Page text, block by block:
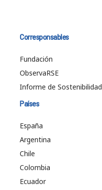
Corresponsables
Fundación
ObservaRSE
Informe de Sostenibilidad
Países
España
Argentina
Chile
Colombia
Ecuador